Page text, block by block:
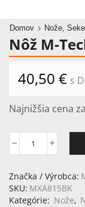
Domov Nože,
Nôž M-
40,50 € s
Najnižšia cena
množstvo
M-
Tech
Karambit
Značka / Výrobca:
SKU: MXA815BK
Kategórie: Nože,